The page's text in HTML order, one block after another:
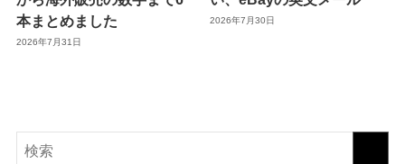
本まとめました
2026年7月31日
2026年7月30日